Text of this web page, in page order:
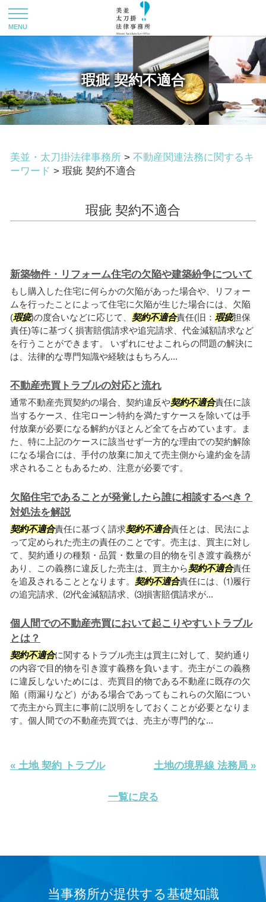
瑕疵 契約不適合
美並・太刀掛法律事務所 > 不動産関連法務に関するキ
ーワード > 瑕疵 契約不適合
瑕疵 契約不適合
新築物件・リフォーム住宅の欠陥や建築紛争について
もし購入した住宅に何らかの欠陥があった場合や、リフォー
ムを行ったことによって住宅に欠陥が生じた場合には、欠陥
(瑕疵)の度合いなどに応じて、 契約不適合責任(旧： 瑕疵担保
責任)等に基づく損害賠償請求や追完請求、代金減額請求など
を行うことができます。 いずれにせよこれらの問題の解決に
は、法律的な専門知識や経験はもちろん...
不動産売買トラブルの対応と流れ
通常不動産売買契約の場合、契約違反や契約不適合責任に該
当するケース、住宅ローン特約を満たすケースを除いては手
付放棄が必要になる解約がほとんど全てを占めています。ま
た、特に上記のケースに該当せず一方的な理由での契約解除
になる場合には、手付の放棄に加えて売主側から違約金を請
求されることもあるため、注意が必要です。
欠陥住宅であることが発覚したら誰に相談するべき？
対処法を解説
契約不適合責任に基づく請求契約不適合責任とは、民法によ
って定められた売主の責任のことです。売主は、買主に対し
て、契約通りの種類・品質・数量の目的物を引き渡す義務が
あり、この義務に違反した売主は、買主から契約不適合責任
を追及されることとなります。 契約不適合責任には、⑴履行
の追完請求、⑵代金減額請求、⑶損害賠償請求が...
個人間での不動産売買において起こりやすいトラブル
とは？
契約不適合に関するトラブル売主は買主に対して、契約通り
の内容で目的物を引き渡す義務を負います。売主がこの義務
に違反しないためには、売買目的物である不動産に既存の欠
陥（雨漏りなど）がある場合であってもこれらの欠陥につい
て売主から買主に事前に説明をしておくことが必要となりま
す。個人間での不動産売買では、売主が専門的な...
« 土地 契約 トラブル 土地の境界線 法務局 »
一覧に戻る
当事務所が提供する基礎知識